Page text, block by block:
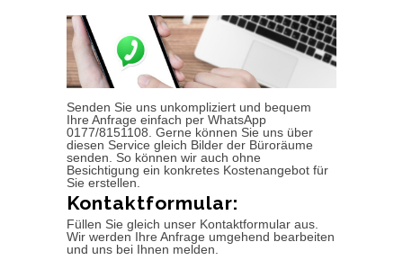
Senden Sie uns unkompliziert und bequem
Ihre Anfrage einfach per WhatsApp
0177/8151108. Gerne können Sie uns über
diesen Service gleich Bilder der Büroräume
senden. So können wir auch ohne
Besichtigung ein konkretes Kostenangebot für
Sie erstellen.
Kontaktformular:
Füllen Sie gleich unser Kontaktformular aus.
Wir werden Ihre Anfrage umgehend bearbeiten
und uns bei Ihnen melden.